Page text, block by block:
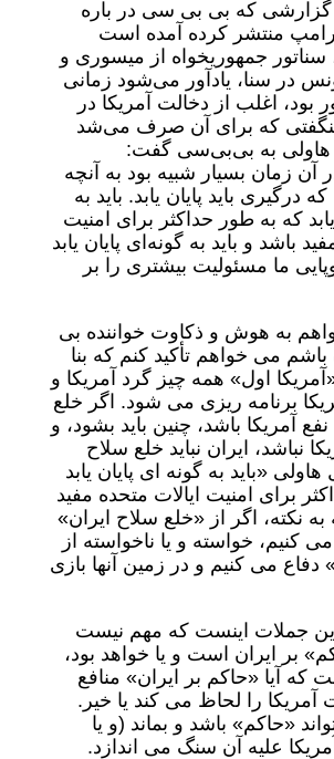
گزارشی که بی بی سی در باره
منتشر کرده آمده است
جمهوریخواه از میسوری و
در سنا، یادآور می‌شود زمانی
بود، اغلب از دخالت آمریکا در
که برای آن صرف می‌شد
هاولی به بی‌بی‌سی گفت:
آن زمان بسیار شبیه بود به آنچه
درگیری باید پایان یابد. باید به
که به طور حداکثر برای امنیت
باشد و باید به گونه‌ای پایان یابد
ما مسئولیت بیشتری را بر
به هوش و ذکاوت خواننده بی
باشم می خواهم تأکید کنم که بنا
اول» همه چیز گرد آمریکا و
برنامه ریزی می شود. اگر خلع
آمریکا باشد، چنین باید بشود، و
نباشد، ایران نباید خلع سلاح
«باید به گونه ای پایان یابد
برای امنیت ایالات متحده مفید
به نکته، اگر از «خلع سلاح ایران»
کنیم، خواسته و یا ناخواسته از
دفاع می کنیم و در زمین آنها بازی
جملات اینست که مهم نیست
بر ایران است و یا خواهد بود،
که آیا «حاکم بر ایران» منافع
آمریکا را لحاظ می کند یا خیر.
«حاکم» باشد و بماند (و یا
علیه آن سنگ می اندازد.